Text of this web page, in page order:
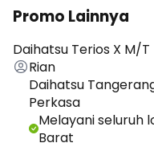
Promo Lainnya
Daihatsu Terios X M/T
Rian
Daihatsu
Perkasa
Melayani seluruh
Barat